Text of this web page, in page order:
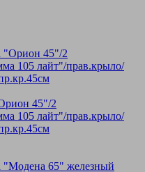
45"/2
105 лайт"/прав.крыло/